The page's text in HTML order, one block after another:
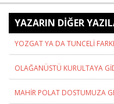
YAZARIN DİĞER
YOZGAT YA DA TUNCELİ
OLAĞANÜSTÜ KURULTAYA
MAHİR POLAT DOSTUMUZA